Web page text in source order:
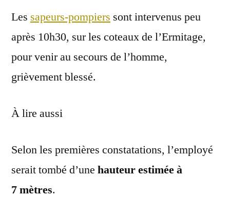
Les sapeurs-pompiers sont intervenus peu
après 10h30, sur les coteaux de l’Ermitage,
pour venir au secours de l’homme,
grièvement blessé.
À lire aussi
Selon les premières constatations, l’employé
serait tombé d’une hauteur estimée à
7 mètres.